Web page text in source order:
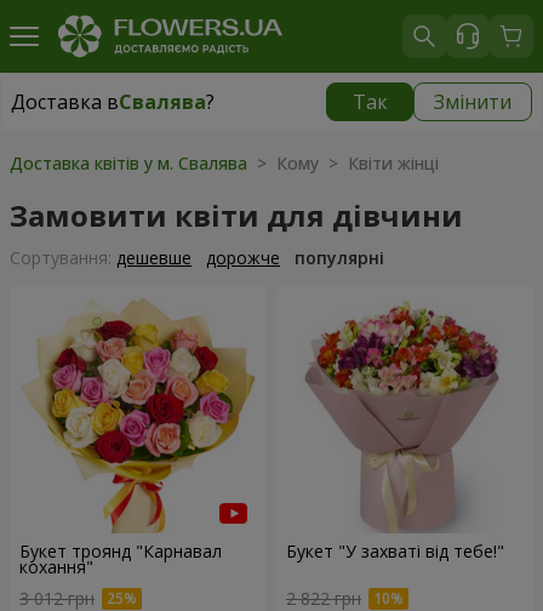
Доставка вСвалява? Так Змінити
Доставка вСвалява|
Доставка квітів у м. Свалява > Кому > Квіти жінці
Замовити квіти для дівчини
Сортування: дешевше дорожче популярні
Букет троянд "Карнавал
кохання"
3 012 грн
Букет "У захваті від тебе!"
2 822 грн